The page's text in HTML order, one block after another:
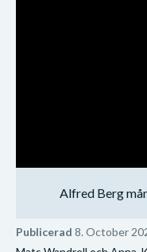
Alfred Berg
Publicerad 8. October